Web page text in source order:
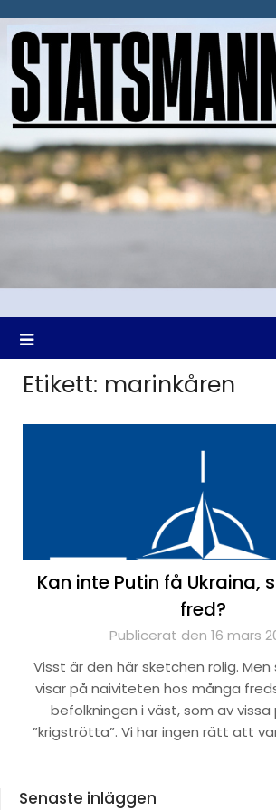
till
Etikett: marinkåren
Kan inte Putin få Ukraina,
fred?
Publicerat den 16 mars
Visst är den här sketchen rolig.
visar på naiviteten hos många
befolkningen i väst, som av
”krigströtta”. Vi har ingen rätt att
Senaste inläggen